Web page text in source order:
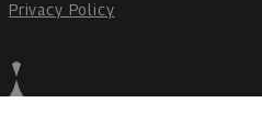
Privacy Policy